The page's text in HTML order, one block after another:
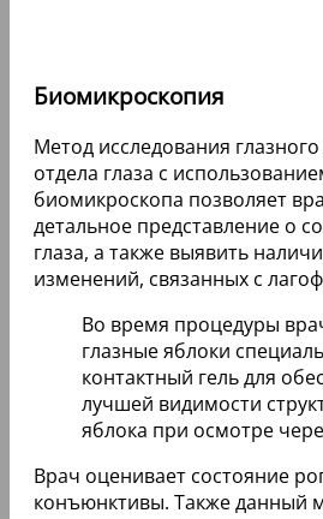
Биомикроскопия
Метод исследования
отдела глаза с
биомикроскопа позволяет
детальное представление о
глаза, а также выявить
изменений, связанных с
Во время процедуры
глазные яблоки
контактный гель для
лучшей видимости
яблока при осмотре
Врач оценивает состояние
конъюнктивы. Также данный